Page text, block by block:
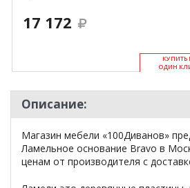
17 172
КУ­ПИТЬ
ОДИН
Описание:
Магазин мебели «100Диванов»
Ламельное основание Bravo в
ценам от производителя с